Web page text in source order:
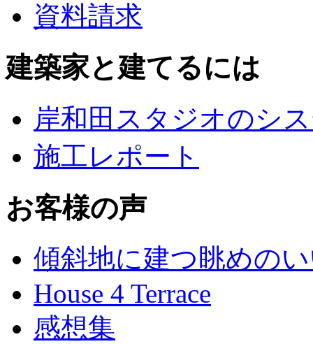
資料請求
建築家と建てるには
岸和田スタジオのシ
施工レポート
お客様の声
傾斜地に建つ眺めの
House 4 Terrace
感想集